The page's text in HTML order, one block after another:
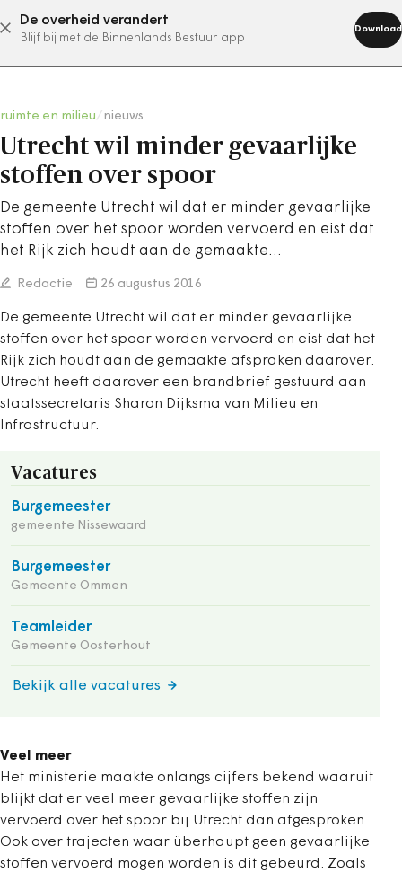
De overheid verandert
Blijf bij met de Binnenlands Bestuur app
Download
abonneer nu
ruimte en milieu nieuws
Utrecht wil minder gevaarlijke
stoffen over spoor
De gemeente Utrecht wil dat er minder gevaarlijke
stoffen over het spoor worden vervoerd en eist dat
het Rijk zich houdt aan de gemaakte…
Redactie 26 augustus 2016
De gemeente Utrecht wil dat er minder gevaarlijke
stoffen over het spoor worden vervoerd en eist dat het
Rijk zich houdt aan de gemaakte afspraken daarover.
Utrecht heeft daarover een brandbrief gestuurd aan
staatssecretaris Sharon Dijksma van Milieu en
Infrastructuur.
Vacatures
Burgemeester
gemeente Nissewaard
Burgemeester
Gemeente Ommen
Teamleider
Gemeente Oosterhout
Bekijk alle vacatures
Veel meer
Het ministerie maakte onlangs cijfers bekend waaruit
blijkt dat er veel meer gevaarlijke stoffen zijn
vervoerd over het spoor bij Utrecht dan afgesproken.
Ook over trajecten waar überhaupt geen gevaarlijke
stoffen vervoerd mogen worden is dit gebeurd. Zoals